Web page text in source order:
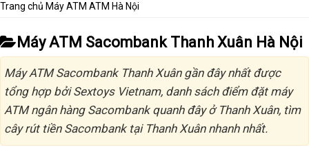
Trang chủ Máy ATM ATM Hà Nội
Máy ATM Sacombank Thanh Xuân Hà Nội
Máy ATM Sacombank Thanh Xuân gần đây nhất được
tổng hợp bởi Sextoys Vietnam, danh sách điểm đặt máy
ATM ngân hàng Sacombank quanh đây ở Thanh Xuân, tìm
cây rút tiền Sacombank tại Thanh Xuân nhanh nhất.